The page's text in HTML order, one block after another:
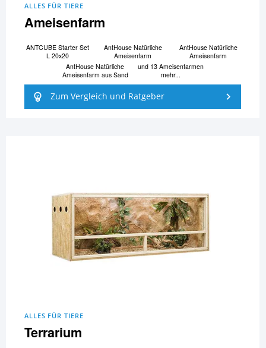
ALLES FÜR TIERE
Ameisenfarm
ANTCUBE Starter Set
L 20x20
AntHouse Natürliche
Ameisenfarm
AntHouse Natürliche
Ameisenfarm
AntHouse Natürliche
Ameisenfarm aus Sand
und 13 Ameisenfarmen
mehr...
Zum Vergleich und Ratgeber
ALLES FÜR TIERE
Terrarium